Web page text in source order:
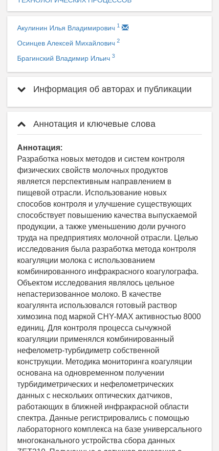
Акулинин Илья Владимирович 1
Осинцев Алексей Михайлович 2
Брагинский Владимир Ильич 3
Информация об авторах и публикации
Аннотация и ключевые слова
Аннотация:
Разработка новых методов и систем контроля
физических свойств молочных продуктов
является перспективным направлением в
пищевой отрасли. Использование новых
способов контроля и улучшение существующих
способствует повышению качества выпускаемой
продукции, а также уменьшению доли ручного
труда на предприятиях молочной отрасли. Целью
исследования была разработка метода контроля
коагуляции молока с использованием
комбинированного инфракрасного коагулографа.
Объектом исследования являлось цельное
непастеризованное молоко. В качестве
коагулянта использовался готовый раствор
химозина под маркой CHY-MAX активностью 8000
единиц. Для контроля процесса сычужной
коагуляции применялся комбинированный
нефелометр-турбидиметр собственной
конструкции. Методика мониторинга коагуляции
основана на одновременном получении
турбидиметрических и нефелометрических
данных с нескольких оптических датчиков,
работающих в ближней инфракрасной области
спектра. Данные регистрировались с помощью
лабораторного комплекса на базе универсального
многоканального устройства сбора данных